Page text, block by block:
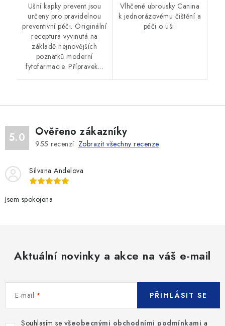
Ušní kapky prevent jsou
určeny pro pravidelnou
preventivní péči. Originální
receptura vyvinutá na
základě nejnovějších
poznatků moderní
fytofarmacie. Přípravek...
Vlhčené ubrousky Canina
k jednorázovému čištění a
péči o uši.
5.0 Ověřeno zákazníky
955 recenzí. Zobrazit všechny recenze
Silvana Andelova
Jsem spokojena
Aktuální novinky a akce na váš e-mail
E-mail
Souhlasím se všeobecnými obchodními podmínkami a
PŘIHLÁSIT SE